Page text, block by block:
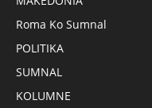
Roma Ko Sumnal
POLITIKA
SUMNAL
KOLUMNE